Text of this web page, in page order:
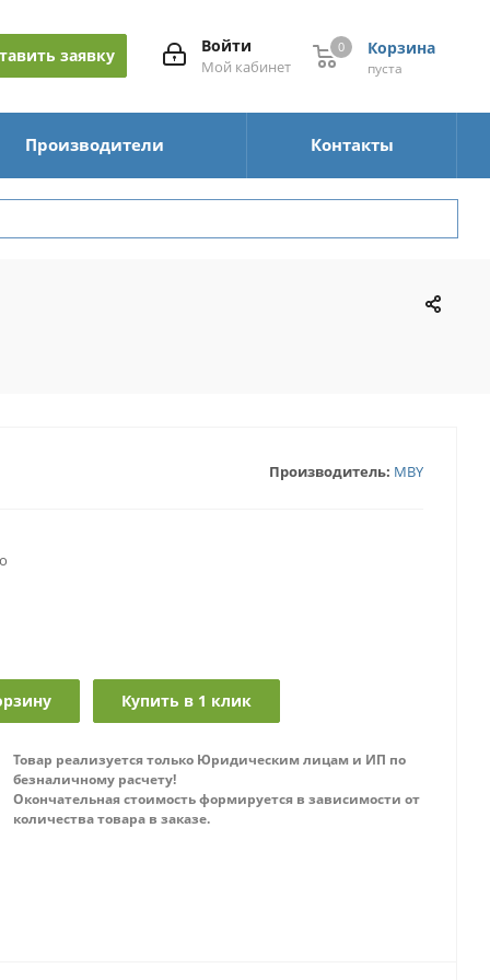
Корзина
0
пуста
0
Войти
Мой кабинет
заявку
Производители Контакты
Производитель: MBY
Купить в 1 клик
Товар реализуется только Юридическим лицам и ИП по
безналичному расчету!
Окончательная стоимость формируется в зависимости от
количества товара в заказе.